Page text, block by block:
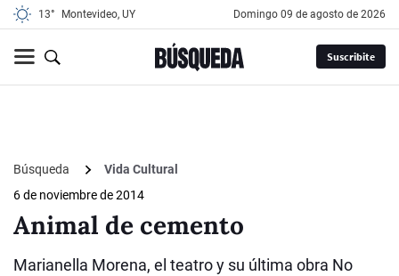
13° Montevideo, UY domingo 09 de agosto de 2026
Suscribite
Búsqueda
Vida Cultural
6 de noviembre de 2014
Animal de cemento
Marianella Morena, el teatro y su última obra No